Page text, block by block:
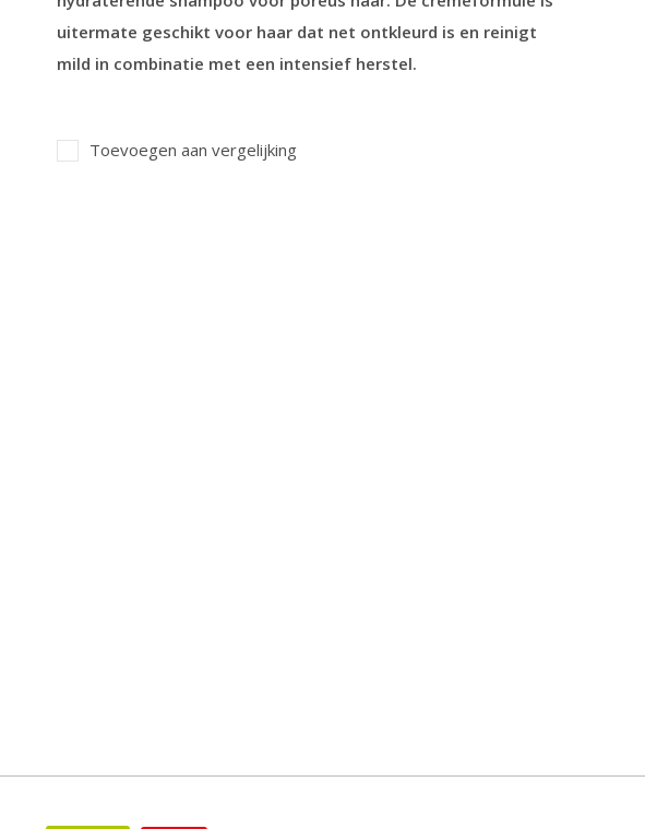
uitermate geschikt voor haar dat net ontkleurd is en reinigt
mild in combinatie met een intensief herstel.
Toevoegen aan vergelijking